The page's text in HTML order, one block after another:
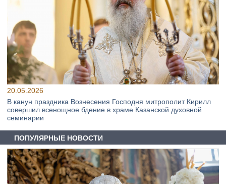
20.05.2026
В канун праздника Вознесения Господня митрополит Кирилл
совершил всенощное бдение в храме Казанской духовной
семинарии
ПОПУЛЯРНЫЕ НОВОСТИ